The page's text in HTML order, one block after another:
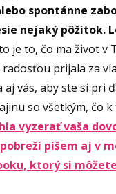
spontánne
nejaký pôžitok.
je to, čo ma život v
prijala za
vás, aby ste si pri
so všetkým, čo
vyzerať vaša
píšem aj v
ktorý si